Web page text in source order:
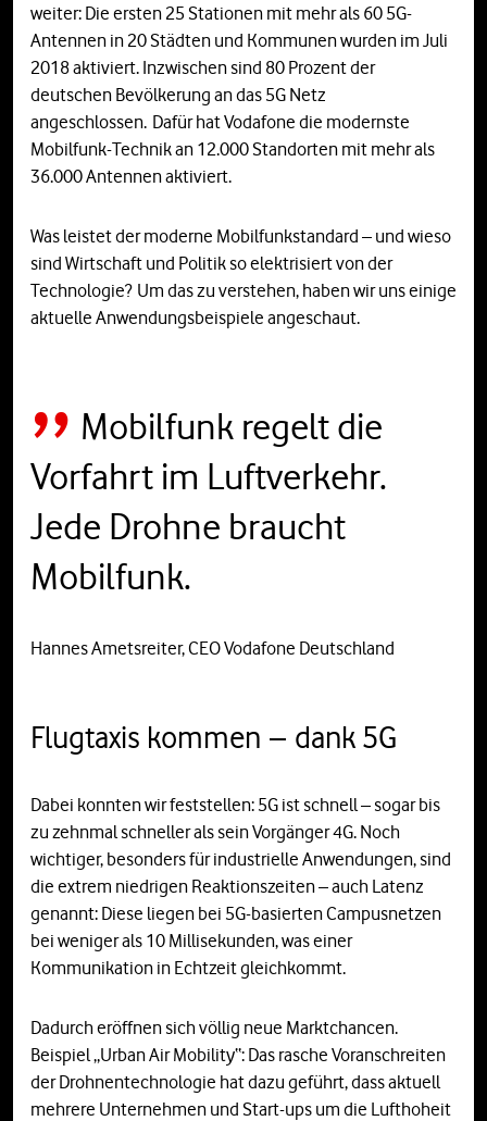
weiter: Die ersten 25 Stationen mit mehr als 60 5G-
Antennen in 20 Städten und Kommunen wurden im Juli
2018 aktiviert. Inzwischen sind 80 Prozent der
deutschen Bevölkerung an das 5G Netz
angeschlossen. Dafür hat Vodafone die modernste
Mobilfunk-Technik an 12.000 Standorten mit mehr als
36.000 Antennen aktiviert.
Was leistet der moderne Mobilfunkstandard – und wieso
sind Wirtschaft und Politik so elektrisiert von der
Technologie? Um das zu verstehen, haben wir uns einige
aktuelle Anwendungsbeispiele angeschaut.
Mobilfunk regelt die
Vorfahrt im Luftverkehr.
Jede Drohne braucht
Mobilfunk.
Hannes Ametsreiter, CEO Vodafone Deutschland
Flugtaxis kommen – dank 5G
Dabei konnten wir feststellen: 5G ist schnell – sogar bis
zu zehnmal schneller als sein Vorgänger 4G. Noch
wichtiger, besonders für industrielle Anwendungen, sind
die extrem niedrigen Reaktionszeiten – auch Latenz
genannt: Diese liegen bei 5G-basierten Campusnetzen
bei weniger als 10 Millisekunden, was einer
Kommunikation in Echtzeit gleichkommt.
Dadurch eröffnen sich völlig neue Marktchancen.
Beispiel „Urban Air Mobility“: Das rasche Voranschreiten
der Drohnentechnologie hat dazu geführt, dass aktuell
mehrere Unternehmen und Start-ups um die Lufthoheit